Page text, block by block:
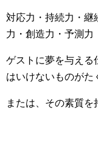
対応力・持続力・継
力・創造力・予測力
ゲストに夢を与える
はいけないものがた
または、その素質を